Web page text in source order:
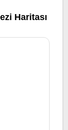
Haritası